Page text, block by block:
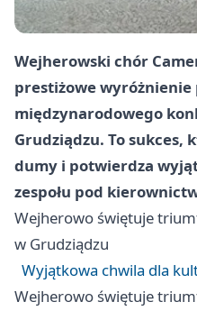
Wejherowski chór
prestiżowe wyróżnienie
międzynarodowego
Grudziądzu. To sukces,
dumy i potwierdza
zespołu pod
Wejherowo świętuje
w Grudziądzu
Wyjątkowa chwila dla
Wejherowo świętuje